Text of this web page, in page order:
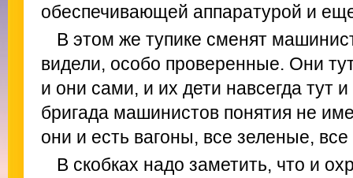
обеспечивающей аппаратурой и
В этом же тупике сменят
видели, особо проверенные. Они
и они сами, и их дети навсегда тут
бригада машинистов понятия не
они и есть вагоны, все зеленые,
В скобках надо заметить, что и